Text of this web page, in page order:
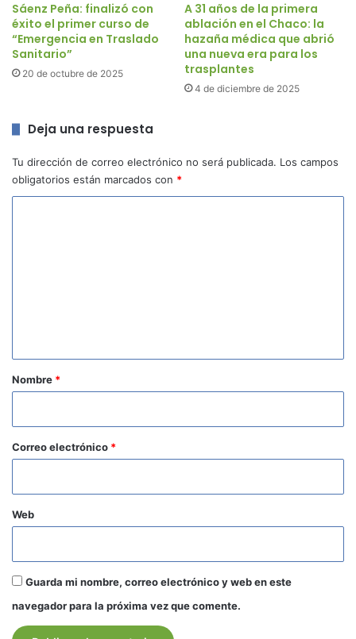
Sáenz Peña: finalizó con
éxito el primer curso de
“Emergencia en Traslado
Sanitario”
20 de octubre de 2025
A 31 años de la primera
ablación en el Chaco: la
hazaña médica que abrió
una nueva era para los
trasplantes
4 de diciembre de 2025
Deja una respuesta
Tu dirección de correo electrónico no será publicada. Los campos
obligatorios están marcados con *
r
o
*
Nombre *
Correo electrónico *
Web
Guarda mi nombre, correo electrónico y web en este
navegador para la próxima vez que comente.